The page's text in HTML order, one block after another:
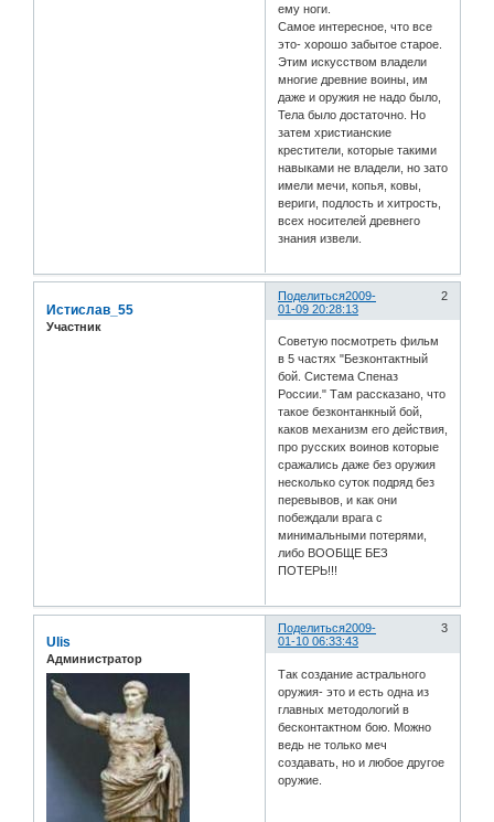
ему ноги.
Самое интересное, что все
это- хорошо забытое старое.
Этим искусством владели
многие древние воины, им
даже и оружия не надо было,
Тела было достаточно. Но
затем христианские
крестители, которые такими
навыками не владели, но зато
имели мечи, копья, ковы,
вериги, подлость и хитрость,
всех носителей древнего
знания извели.
Поделиться 2
2009-
01-09 20:28:13
Истислав_55
Участник
Советую посмотреть фильм
в 5 частях "Безконтактный
бой. Система Спеназ
России." Там рассказано, что
такое безконтанкный бой,
каков механизм его действия,
про русских воинов которые
сражались даже без оружия
несколько суток подряд без
перевывов, и как они
побеждали врага с
минимальными потерями,
либо ВООБЩЕ БЕЗ
ПОТЕРЬ!!!
Поделиться 3
2009-
01-10 06:33:43
Ulis
Администратор
Так создание астрального
оружия- это и есть одна из
главных методологий в
бесконтактном бою. Можно
ведь не только меч
создавать, но и любое другое
оружие.